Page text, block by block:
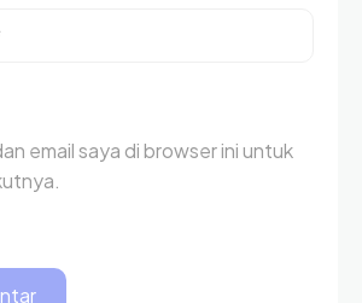
email saya di browser ini untuk